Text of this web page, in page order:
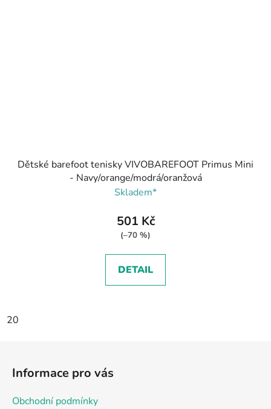
Dětské barefoot tenisky VIVOBAREFOOT Primus Mini
- Navy/orange/modrá/oranžová
Skladem*
501 Kč
(–70 %)
DETAIL
20
Informace pro vás
Obchodní podmínky